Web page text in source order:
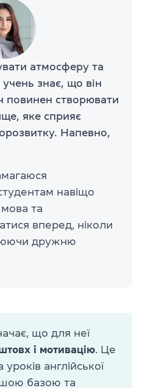
атмосферу та
знає, що він
повинен створювати
яке сприяє
Напевно,
навіщо
мова та
вперед, ніколи
дружню
що для неї
і мотивацію. Це
англійської
базою та